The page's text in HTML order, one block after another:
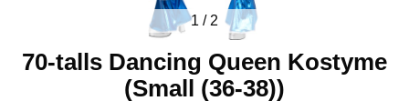
1 / 2
70-talls Dancing Queen Kostyme
(Small (36-38))